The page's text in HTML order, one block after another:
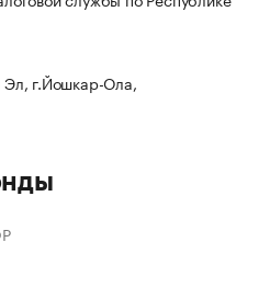
г.Йошкар-Ола,